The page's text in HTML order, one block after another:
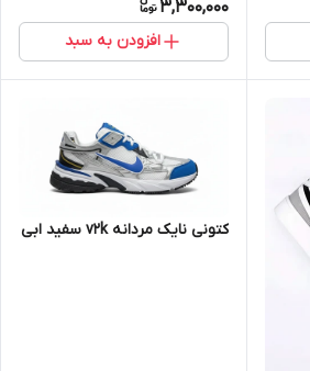
3,300,000
افزودن به سبد
کتونی نایک مردانه v2k سفید ابی